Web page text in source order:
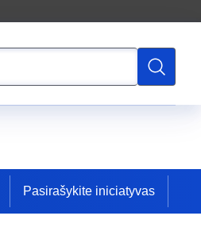
Paieška
Pasirašykite iniciatyvas